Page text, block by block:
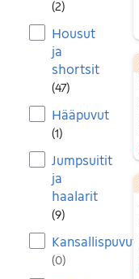
(2)
Housut
ja
shortsit
(47)
Hääpuvut
(1)
Jumpsuitit
ja
haalarit
(9)
Kansallispuvut
(0)